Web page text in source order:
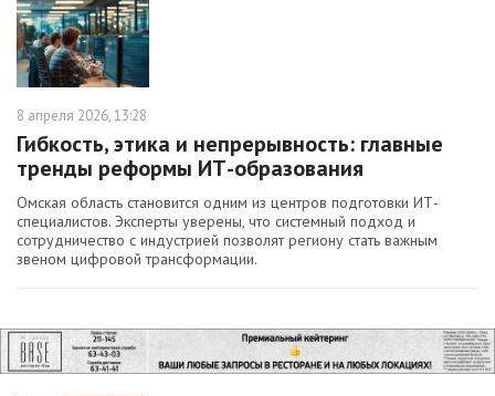
8 апреля 2026, 13:28
Гибкость, этика и непрерывность: главные
тренды реформы ИТ-образования
Омская область становится одним из центров подготовки ИТ-
специалистов. Эксперты уверены, что системный подход и
сотрудничество с индустрией позволят региону стать важным
звеном цифровой трансформации.